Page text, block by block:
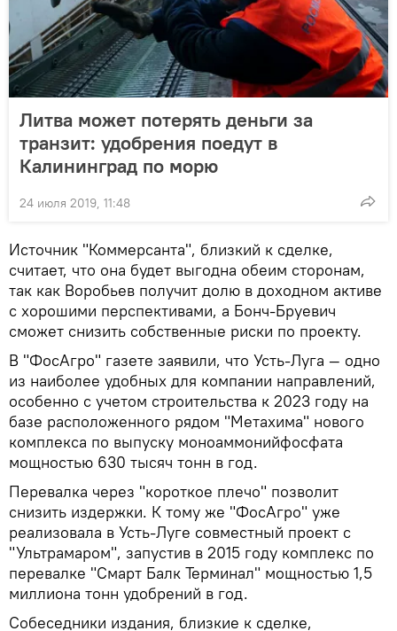
Литва может потерять деньги за
транзит: удобрения поедут в
Калининград по морю
24 июля 2019, 11:48
Источник "Коммерсанта", близкий к сделке,
считает, что она будет выгодна обеим сторонам,
так как Воробьев получит долю в доходном активе
с хорошими перспективами, а Бонч-Бруевич
сможет снизить собственные риски по проекту.
В "ФосАгро" газете заявили, что Усть-Луга — одно
из наиболее удобных для компании направлений,
особенно с учетом строительства к 2023 году на
базе расположенного рядом "Метахима" нового
комплекса по выпуску моноаммонийфосфата
мощностью 630 тысяч тонн в год.
Перевалка через "короткое плечо" позволит
снизить издержки. К тому же "ФосАгро" уже
реализовала в Усть-Луге совместный проект с
"Ультрамаром", запустив в 2015 году комплекс по
перевалке "Смарт Балк Терминал" мощностью 1,5
миллиона тонн удобрений в год.
Собеседники издания, близкие к сделке,